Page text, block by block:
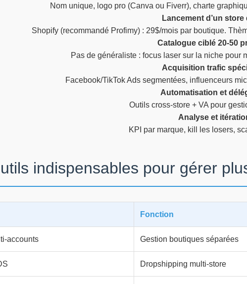
Nom unique, logo pro (Canva ou Fiverr), charte
Lancement d’un store
Shopify (recommandé Profimy) : 29$/mois par boutique.
Catalogue ciblé 20-50
Pas de généraliste : focus laser sur la niche pour
Acquisition trafic
Facebook/TikTok Ads segmentées, influenceurs
Automatisation et
Outils cross-store + VA pour
Analyse et
KPI par marque, kill les losers,
indispensables pour gérer
Fonction
accounts Gestion boutiques séparées
Dropshipping multi-store